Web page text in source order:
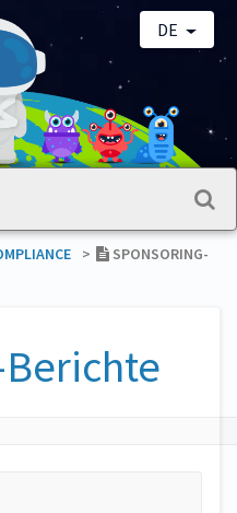
DE
​>​
SPONSORING-